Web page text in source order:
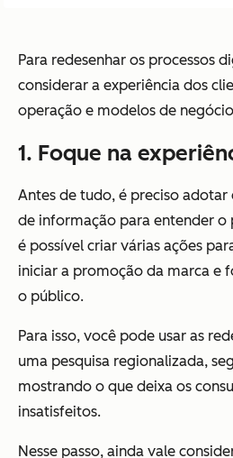
Para redesenhar os processos
considerar a experiência dos
operação e modelos de
1. Foque na
Antes de tudo, é preciso
de informação para entender o
é possível criar várias ações
iniciar a promoção da marca e
o público.
Para isso, você pode usar as
uma pesquisa regionalizada,
mostrando o que deixa os
insatisfeitos.
Nesse passo, ainda vale